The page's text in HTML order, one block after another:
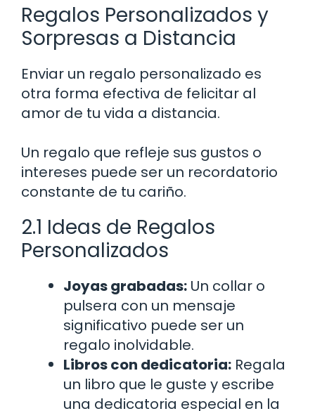
Regalos Personalizados y
Sorpresas a Distancia
Enviar un regalo personalizado es
otra forma efectiva de felicitar al
amor de tu vida a distancia.
Un regalo que refleje sus gustos o
intereses puede ser un recordatorio
constante de tu cariño.
2.1 Ideas de Regalos
Personalizados
Joyas grabadas: Un collar o
pulsera con un mensaje
significativo puede ser un
regalo inolvidable.
Libros con dedicatoria: Regala
un libro que le guste y escribe
una dedicatoria especial en la